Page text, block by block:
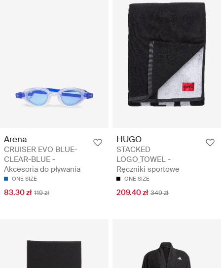
Arena
CRUISER EVO BLUE-
CLEAR-BLUE -
Akcesoria do pływania
ONE SIZE
83.30 zł 119 zł
HUGO
STACKED
LOGO_TOWEL -
Ręczniki sportowe
ONE SIZE
209.40 zł 349 zł